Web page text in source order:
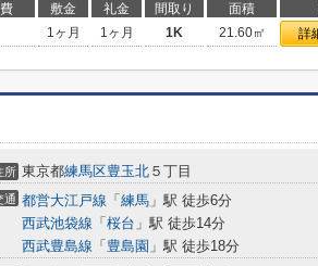
敷金 礼金 間取り 面積
1ヶ月 1ヶ月 1K 21.60㎡ 詳
所 東京都練馬区豊玉北 ５丁目
通 都営大江戸線 「 練馬 」駅 徒歩6分
西武池袋線 「 桜台 」駅 徒歩14分
西武豊島線 「 豊島園 」駅 徒歩18分